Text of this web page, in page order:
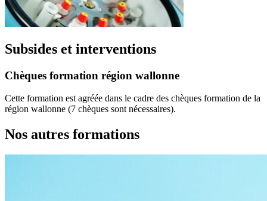
Subsides et interventions
Chèques formation région wallonne
Cette formation est agréée dans le cadre des chèques formation de la
région wallonne (7 chèques sont nécessaires).
Nos autres formations